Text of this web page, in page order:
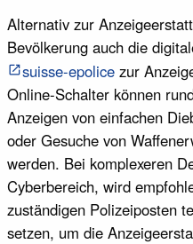
Alternativ zur
Bevölkerung auch die
suisse-epolicezur
Online-Schalter können
Anzeigen von einfachen
oder Gesuche von
werden. Bei komplexeren
Cyberbereich, wird
zuständigen Polizeiposten
setzen, um die